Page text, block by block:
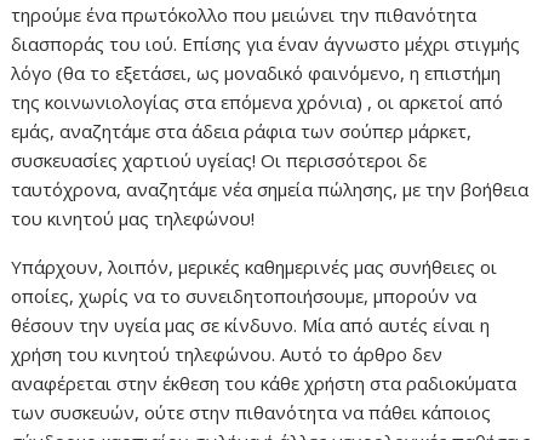
τηρούμε ένα πρωτόκολλο που μειώνει την πιθανότητα
διασποράς του ιού. Επίσης για έναν άγνωστο μέχρι στιγμής
λόγο (θα το εξετάσει, ως μοναδικό φαινόμενο, η επιστήμη
της κοινωνιολογίας στα επόμενα χρόνια) , οι αρκετοί από
εμάς, αναζητάμε στα άδεια ράφια των σούπερ μάρκετ,
συσκευασίες χαρτιού υγείας! Οι περισσότεροι δε
ταυτόχρονα, αναζητάμε νέα σημεία πώλησης, με την βοήθεια
του κινητού μας τηλεφώνου!
Υπάρχουν, λοιπόν, μερικές καθημερινές μας συνήθειες οι
οποίες, χωρίς να το συνειδητοποιήσουμε, μπορούν να
θέσουν την υγεία μας σε κίνδυνο. Μία από αυτές είναι η
χρήση του κινητού τηλεφώνου. Αυτό το άρθρο δεν
αναφέρεται στην έκθεση του κάθε χρήστη στα ραδιοκύματα
των συσκευών, ούτε στην πιθανότητα να πάθει κάποιος